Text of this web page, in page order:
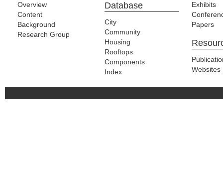
Overview
Content
Background
Research Group
Database
City
Community
Housing
Rooftops
Components
Index
Exhibits
Papers
Websites